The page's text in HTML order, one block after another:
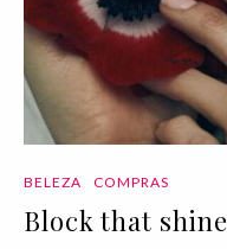
BELEZA COMPRAS
Block that shine